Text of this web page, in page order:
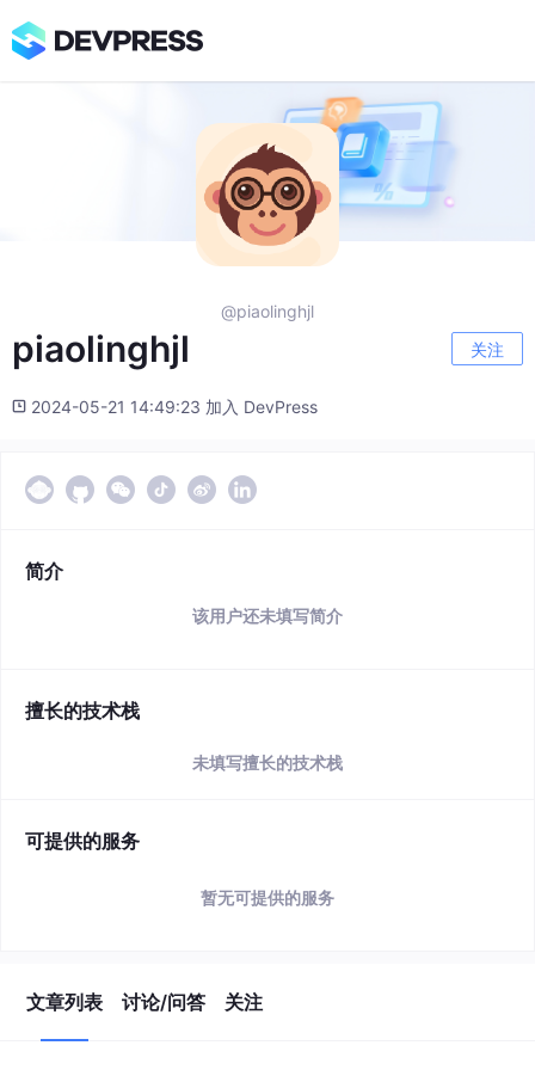
@piaolinghjl
piaolinghjl 关注
2024-05-21 14:49:23 加入 DevPress
简介
该用户还未填写简介
擅长的技术栈
未填写擅长的技术栈
可提供的服务
暂无可提供的服务
文章列表 讨论/问答 关注